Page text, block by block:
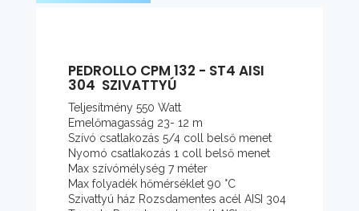
PEDROLLO CPM 132 - ST4 AISI
304 SZIVATTYÚ
Teljesítmény 550 Watt
Emelőmagasság 23- 12 m
Szívó csatlakozás 5/4 coll belső menet
Nyomó csatlakozás 1 coll belső menet
Max szívómélység 7 méter
Max folyadék hőmérséklet 90 °C
Szivattyú ház Rozsdamentes acél AISI 304